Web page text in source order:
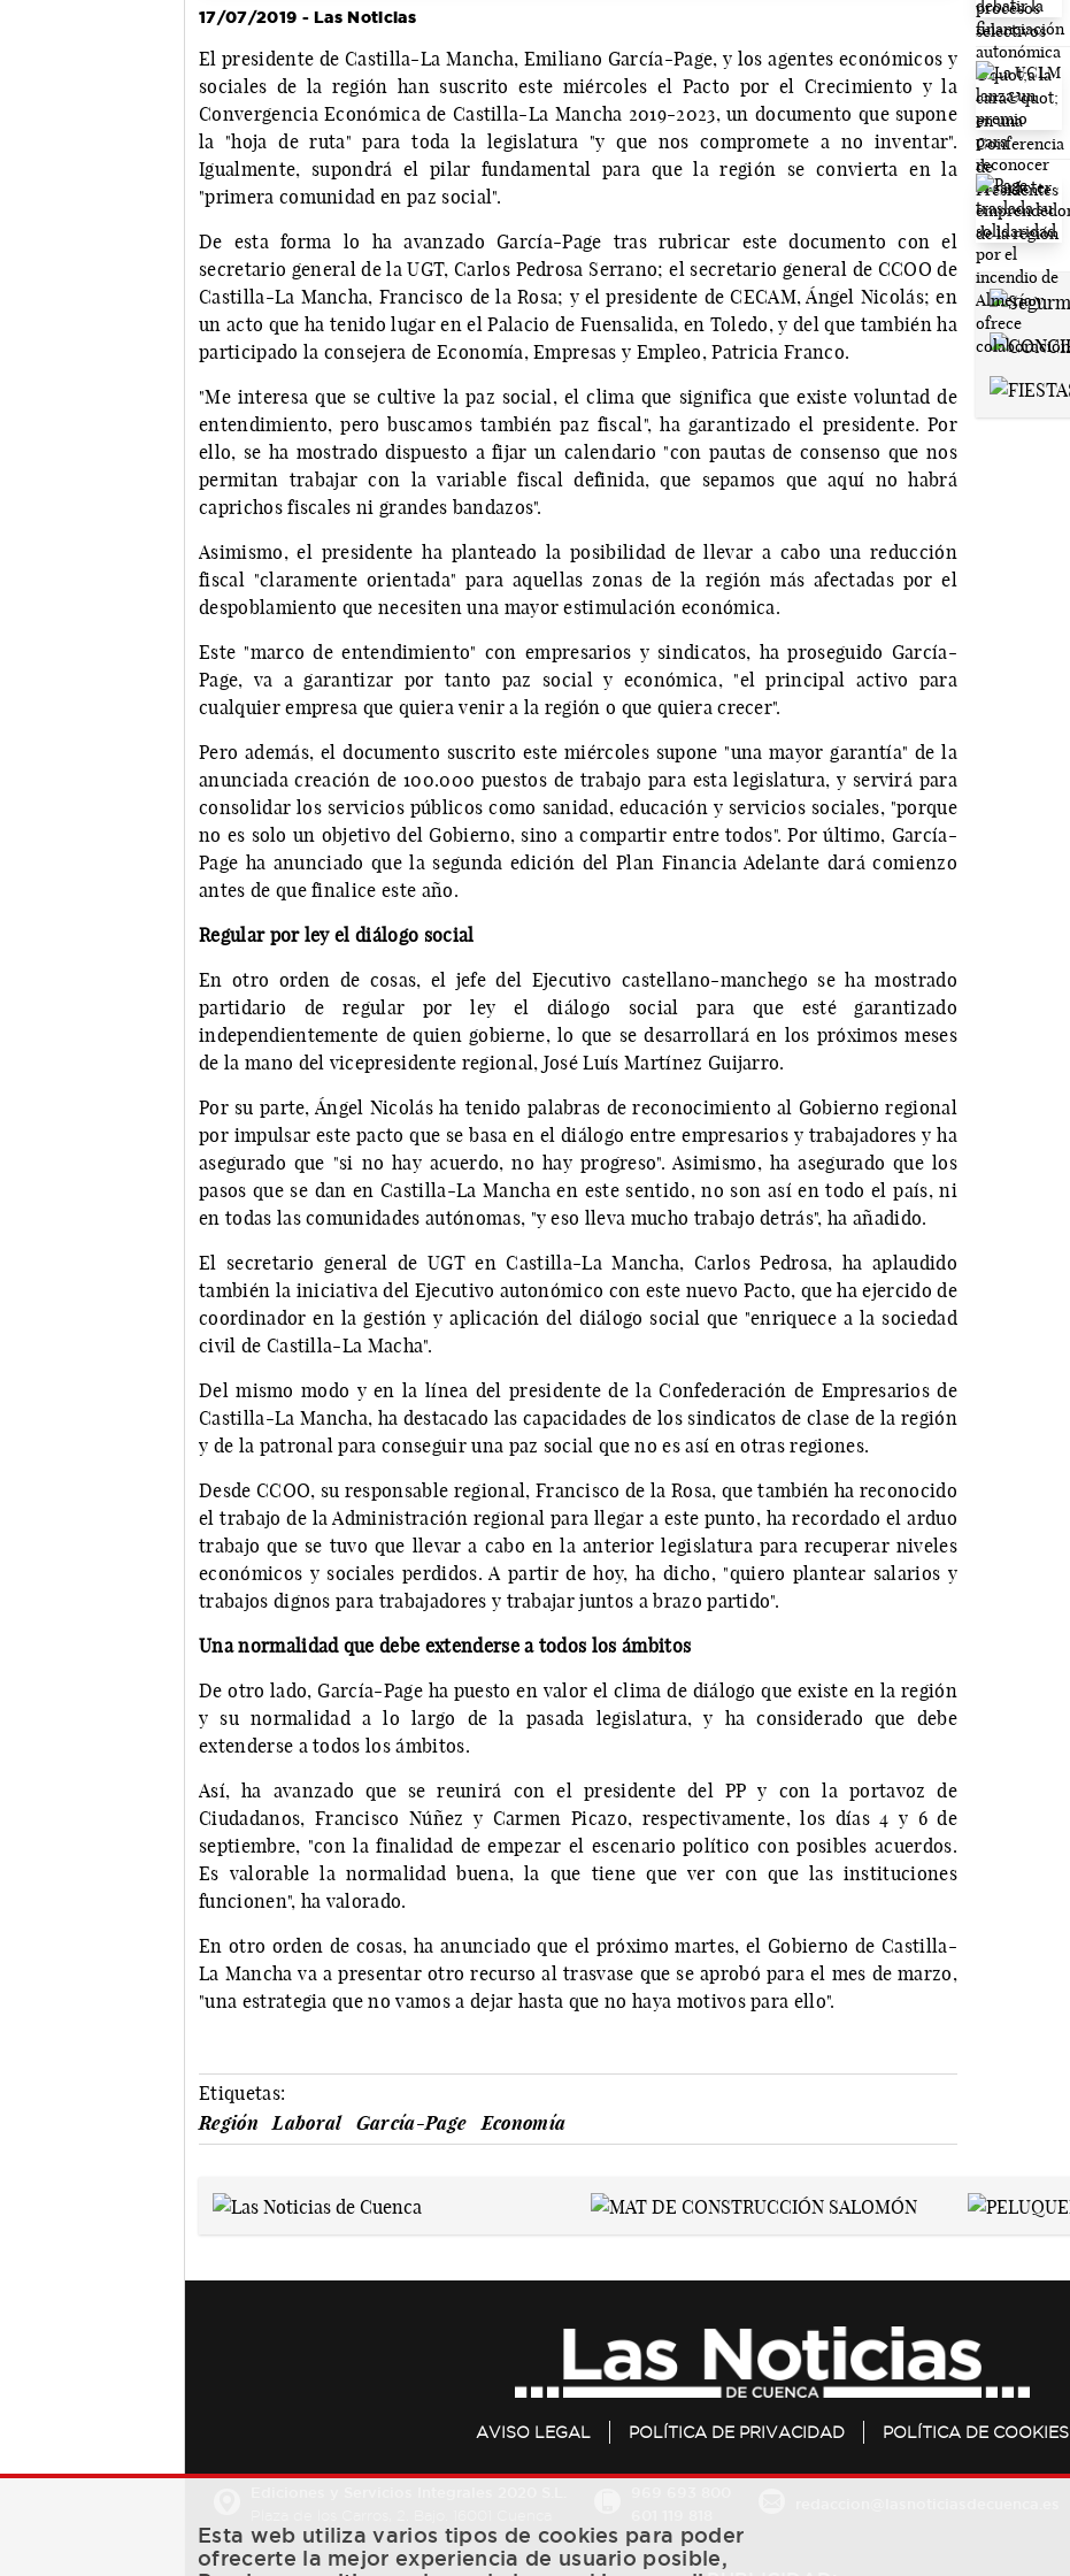
17/07/2019 - Las Noticias
El presidente de Castilla-La Mancha, Emiliano García-Page, y los agentes económicos y
sociales de la región han suscrito este miércoles el Pacto por el Crecimiento y la
Convergencia Económica de Castilla-La Mancha 2019-2023, un documento que supone
la "hoja de ruta" para toda la legislatura "y que nos compromete a no inventar".
Igualmente, supondrá el pilar fundamental para que la región se convierta en la
"primera comunidad en paz social".
De esta forma lo ha avanzado García-Page tras rubricar este documento con el
secretario general de la UGT, Carlos Pedrosa Serrano; el secretario general de CCOO de
Castilla-La Mancha, Francisco de la Rosa; y el presidente de CECAM, Ángel Nicolás; en
un acto que ha tenido lugar en el Palacio de Fuensalida, en Toledo, y del que también ha
participado la consejera de Economía, Empresas y Empleo, Patricia Franco.
"Me interesa que se cultive la paz social, el clima que significa que existe voluntad de
entendimiento, pero buscamos también paz fiscal", ha garantizado el presidente. Por
ello, se ha mostrado dispuesto a fijar un calendario "con pautas de consenso que nos
permitan trabajar con la variable fiscal definida, que sepamos que aquí no habrá
caprichos fiscales ni grandes bandazos".
Asimismo, el presidente ha planteado la posibilidad de llevar a cabo una reducción
fiscal "claramente orientada" para aquellas zonas de la región más afectadas por el
despoblamiento que necesiten una mayor estimulación económica.
Este "marco de entendimiento" con empresarios y sindicatos, ha proseguido García-
Page, va a garantizar por tanto paz social y económica, "el principal activo para
cualquier empresa que quiera venir a la región o que quiera crecer".
Pero además, el documento suscrito este miércoles supone "una mayor garantía" de la
anunciada creación de 100.000 puestos de trabajo para esta legislatura, y servirá para
consolidar los servicios públicos como sanidad, educación y servicios sociales, "porque
no es solo un objetivo del Gobierno, sino a compartir entre todos". Por último, García-
Page ha anunciado que la segunda edición del Plan Financia Adelante dará comienzo
antes de que finalice este año.
Regular por ley el diálogo social
En otro orden de cosas, el jefe del Ejecutivo castellano-manchego se ha mostrado
partidario de regular por ley el diálogo social para que esté garantizado
independientemente de quien gobierne, lo que se desarrollará en los próximos meses
de la mano del vicepresidente regional, José Luís Martínez Guijarro.
Por su parte, Ángel Nicolás ha tenido palabras de reconocimiento al Gobierno regional
por impulsar este pacto que se basa en el diálogo entre empresarios y trabajadores y ha
asegurado que "si no hay acuerdo, no hay progreso". Asimismo, ha asegurado que los
pasos que se dan en Castilla-La Mancha en este sentido, no son así en todo el país, ni
en todas las comunidades autónomas, "y eso lleva mucho trabajo detrás", ha añadido.
El secretario general de UGT en Castilla-La Mancha, Carlos Pedrosa, ha aplaudido
también la iniciativa del Ejecutivo autonómico con este nuevo Pacto, que ha ejercido de
coordinador en la gestión y aplicación del diálogo social que "enriquece a la sociedad
civil de Castilla-La Macha".
Del mismo modo y en la línea del presidente de la Confederación de Empresarios de
Castilla-La Mancha, ha destacado las capacidades de los sindicatos de clase de la región
y de la patronal para conseguir una paz social que no es así en otras regiones.
Desde CCOO, su responsable regional, Francisco de la Rosa, que también ha reconocido
el trabajo de la Administración regional para llegar a este punto, ha recordado el arduo
trabajo que se tuvo que llevar a cabo en la anterior legislatura para recuperar niveles
económicos y sociales perdidos. A partir de hoy, ha dicho, "quiero plantear salarios y
trabajos dignos para trabajadores y trabajar juntos a brazo partido".
Una normalidad que debe extenderse a todos los ámbitos
De otro lado, García-Page ha puesto en valor el clima de diálogo que existe en la región
y su normalidad a lo largo de la pasada legislatura, y ha considerado que debe
extenderse a todos los ámbitos.
Así, ha avanzado que se reunirá con el presidente del PP y con la portavoz de
Ciudadanos, Francisco Núñez y Carmen Picazo, respectivamente, los días 4 y 6 de
septiembre, "con la finalidad de empezar el escenario político con posibles acuerdos.
Es valorable la normalidad buena, la que tiene que ver con que las instituciones
funcionen", ha valorado.
En otro orden de cosas, ha anunciado que el próximo martes, el Gobierno de Castilla-
La Mancha va a presentar otro recurso al trasvase que se aprobó para el mes de marzo,
"una estrategia que no vamos a dejar hasta que no haya motivos para ello".
Etiquetas:
Región
Laboral García-Page Economía
AVISO LEGAL POLÍTICA DE PRIVACIDAD POLÍTICA DE COOKIES
Esta web utiliza varios tipos de cookies para poder
ofrecerte la mejor experiencia de usuario posible,